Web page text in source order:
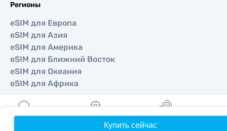
Купить сейчас
Регионы
eSIM для Европа
eSIM для Азия
eSIM для Америка
eSIM для Ближний Восток
eSIM для Океания
eSIM для Африка
Страны
Мои eSIM Бонусы